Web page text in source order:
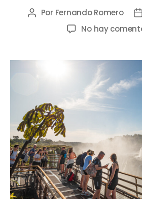
Por Fernando Romero
No hay